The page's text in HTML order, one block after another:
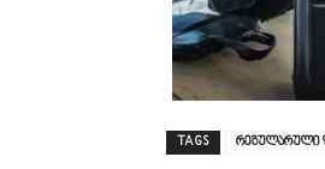
TAGS რეგულარული